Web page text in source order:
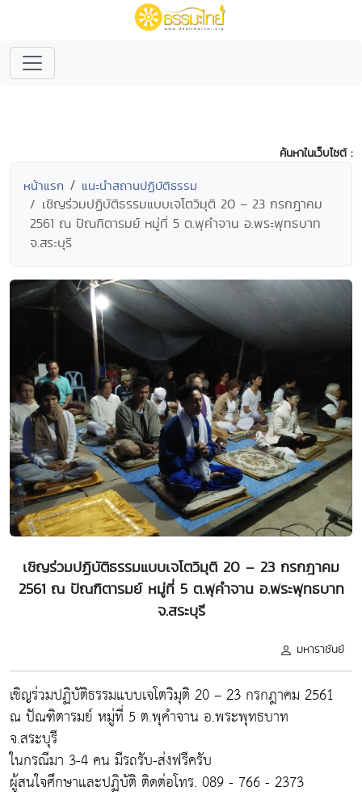
ค้นหาในเว็บไซต์ :
หน้าแรก แนะนำสถานปฏิบัติธรรม
เชิญร่วมปฏิบัติธรรมแบบเจโตวิมุติ 20 – 23 กรกฎาคม
2561 ณ ปัณฑิตารมย์ หมู่ที่ 5 ต.พุคำจาน อ.พระพุทธบาท
จ.สระบุรี
เชิญร่วมปฏิบัติธรรมแบบเจโตวิมุติ 20 – 23 กรกฎาคม
2561 ณ ปัณฑิตารมย์ หมู่ที่ 5 ต.พุคำจาน อ.พระพุทธบาท
จ.สระบุรี
มหาราชันย์
เชิญร่วมปฏิบัติธรรมแบบเจโตวิมุติ 20 – 23 กรกฎาคม 2561
ณ ปัณฑิตารมย์ หมู่ที่ 5 ต.พุคำจาน อ.พระพุทธบาท
จ.สระบุรี
ในกรณีมา 3-4 คน มีรถรับ-ส่งฟรีครับ
ผู้สนใจศึกษาและปฏิบัติ ติดต่อโทร. 089 - 766 - 2373